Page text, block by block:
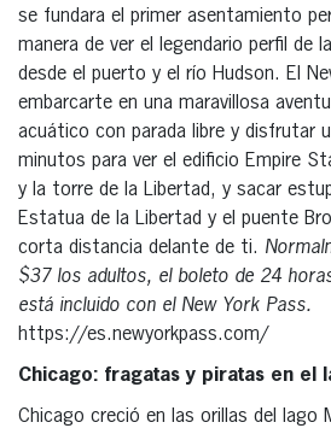
se fundara el primer asentamiento
manera de ver el legendario perfil de
desde el puerto y el río Hudson. El
embarcarte en una maravillosa
acuático con parada libre y disfrutar
minutos para ver el edificio Empire
y la torre de la Libertad, y sacar
Estatua de la Libertad y el puente
corta distancia delante de ti.
$37 los adultos, el boleto de 24
está incluido con el New York Pass.
https://es.newyorkpass.com/
Chicago: fragatas y piratas en el
Chicago creció en las orillas del lago